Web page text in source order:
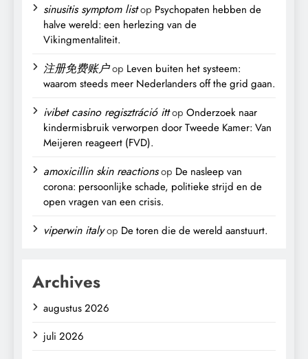
sinusitis symptom listop Psychopaten hebben de
halve wereld: een herlezing van de
Vikingmentaliteit.
注册免费账户op Leven buiten het systeem:
waarom steeds meer Nederlanders off the grid gaan.
ivibet casino regisztráció ittop Onderzoek naar
kindermisbruik verworpen door Tweede Kamer: Van
Meijeren reageert (FVD).
amoxicillin skin reactionsop De nasleep van
corona: persoonlijke schade, politieke strijd en de
open vragen van een crisis.
viperwin italyop De toren die de wereld aanstuurt.
Archives
augustus 2026
juli 2026